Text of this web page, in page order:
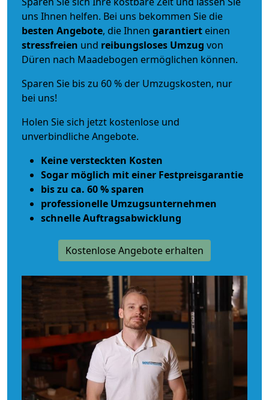
uns Ihnen helfen. Bei uns bekommen Sie die
besten Angebote, die Ihnen garantiert einen
stressfreien und reibungsloses Umzug von
Düren nach Maadebogen ermöglichen können.
Sparen Sie bis zu 60 % der Umzugskosten, nur
bei uns!
Holen Sie sich jetzt kostenlose und
unverbindliche Angebote.
Keine versteckten Kosten
Sogar möglich mit einer Festpreisgarantie
bis zu ca. 60 % sparen
professionelle Umzugsunternehmen
schnelle Auftragsabwicklung
Kostenlose Angebote erhalten